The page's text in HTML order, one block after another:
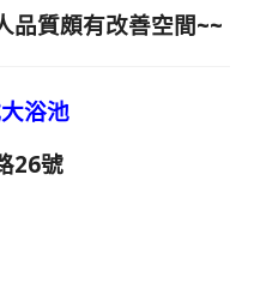
品質頗有改善空間~~
浴池
26號